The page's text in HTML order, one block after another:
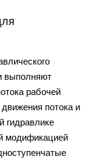
выполняют
рабочей
потока и
гидравлике
модификацией